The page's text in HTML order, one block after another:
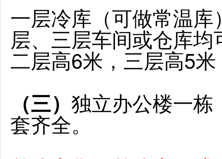
一层冷库（可做常温
层、三层车间或仓库均
二层高6米，三层高5
（三） 独立办公楼一
套齐全。